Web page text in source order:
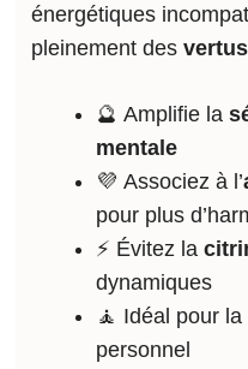
énergétiques
pleinement des vertus
🔮 Amplifie la
mentale
💜 Associez à l’
pour plus
⚡️ Évitez la
dynamiques
🧘 Idéal pour la
personnel